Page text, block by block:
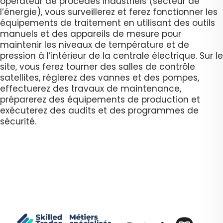
l’énergie), vous surveillerez et ferez fonctionner les
équipements de traitement en utilisant des outils
manuels et des appareils de mesure pour
maintenir les niveaux de température et de
pression à l’intérieur de la centrale électrique. Sur le
site, vous ferez tourner des salles de contrôle
satellites, réglerez des vannes et des pompes,
effectuerez des travaux de maintenance,
préparerez des équipements de production et
exécuterez des audits et des programmes de
sécurité.